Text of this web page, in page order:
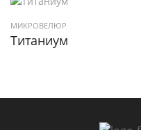
МИКРОВЕЛЮР
Титаниум